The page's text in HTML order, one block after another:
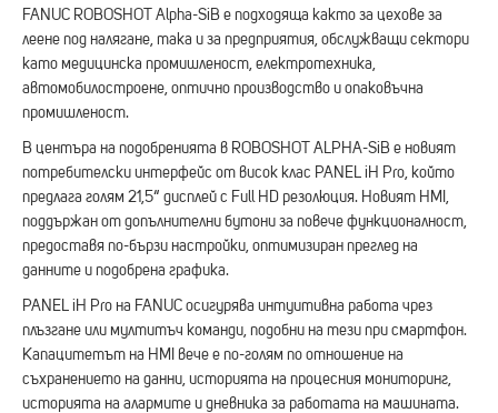
FANUC ROBOSHOT Alpha-SiB е подходяща както за цехове за
леене под налягане, така и за предприятия, обслужващи сектори
като медицинска промишленост, електротехника,
автомобилостроене, оптично производство и опаковъчна
промишленост.
В центъра на подобренията в ROBOSHOT ALPHA-SiB е новият
потребителски интерфейс от висок клас PANEL iH Pro, който
предлага голям 21,5“ дисплей с Full HD резолюция. Новият HMI,
поддържан от допълнителни бутони за повече функционалност,
предоставя по-бързи настройки, оптимизиран преглед на
данните и подобрена графика.
PANEL iH Pro на FANUC осигурява интуитивна работа чрез
плъзгане или мултитъч команди, подобни на тези при смартфон.
Капацитетът на HMI вече е по-голям по отношение на
съхранението на данни, историята на процесния мониторинг,
историята на алармите и дневника за работата на машината.